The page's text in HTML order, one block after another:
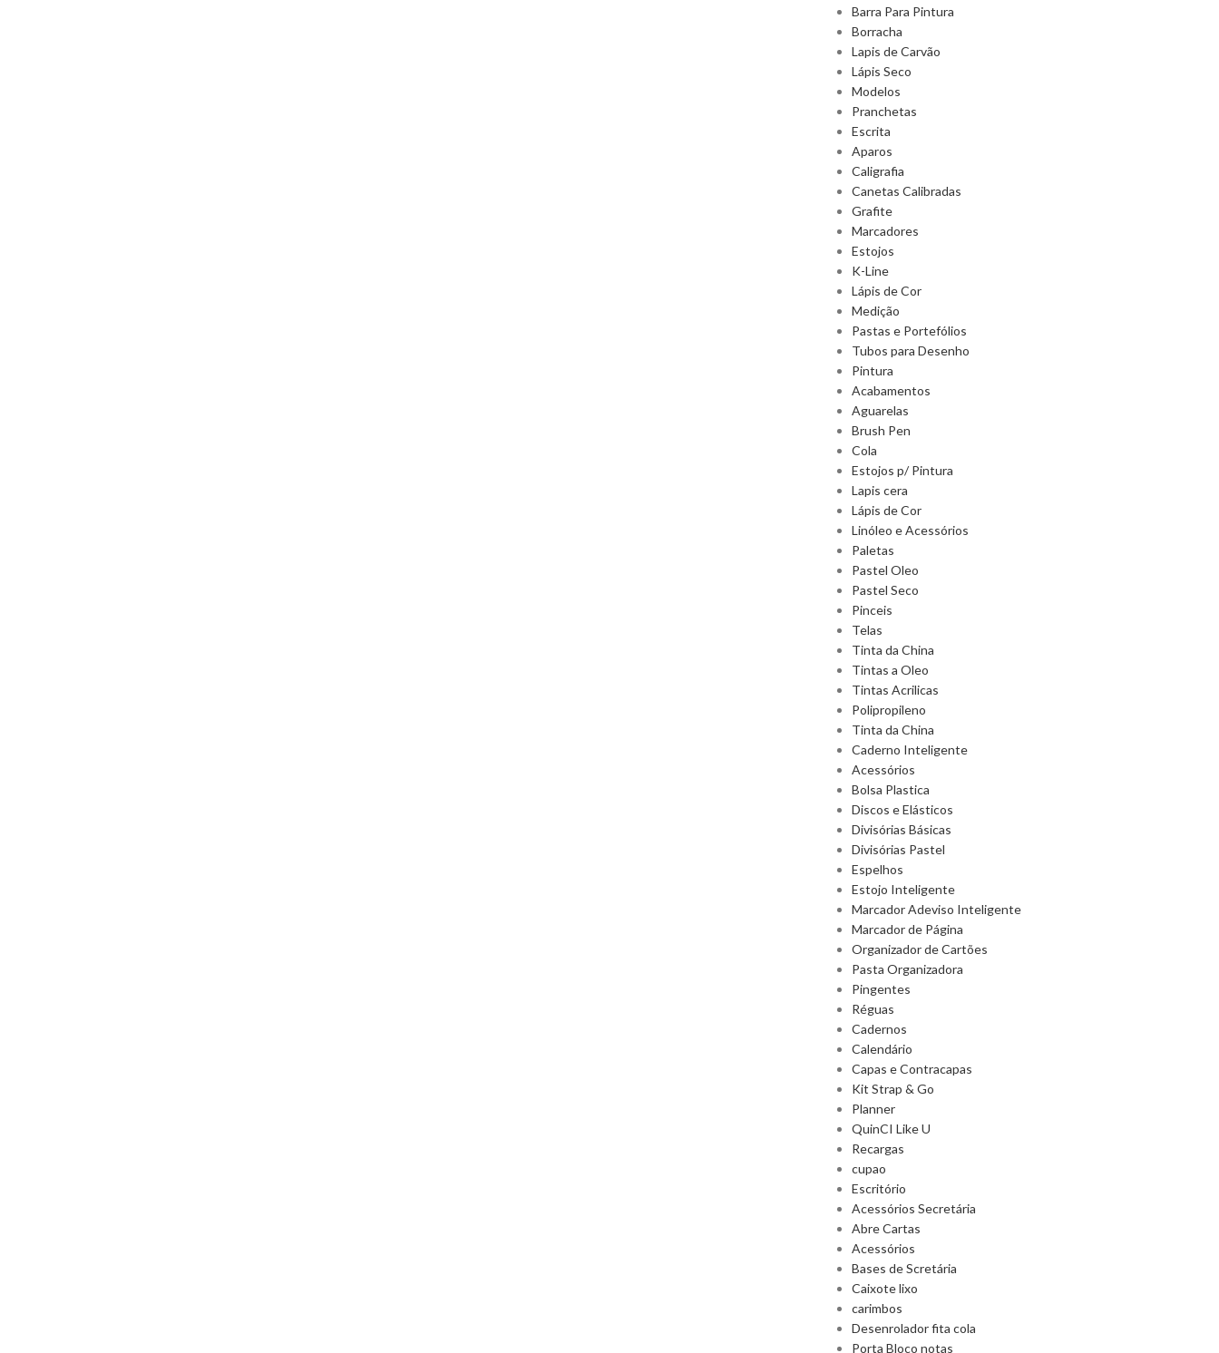
Barra Para Pintura
Borracha
Lapis de Carvão
Lápis Seco
Modelos
Pranchetas
Escrita
Aparos
Caligrafia
Canetas Calibradas
Grafite
Marcadores
Estojos
K-Line
Lápis de Cor
Medição
Pastas e Portefólios
Tubos para Desenho
Pintura
Acabamentos
Aguarelas
Brush Pen
Cola
Estojos p/ Pintura
Lapis cera
Lápis de Cor
Linóleo e Acessórios
Paletas
Pastel Oleo
Pastel Seco
Pinceis
Telas
Tinta da China
Tintas a Oleo
Tintas Acrilicas
Polipropileno
Tinta da China
Caderno Inteligente
Acessórios
Bolsa Plastica
Discos e Elásticos
Divisórias Básicas
Divisórias Pastel
Espelhos
Estojo Inteligente
Marcador Adeviso Inteligente
Marcador de Página
Organizador de Cartões
Pasta Organizadora
Pingentes
Réguas
Cadernos
Calendário
Capas e Contracapas
Kit Strap & Go
Planner
QuinCI Like U
Recargas
cupao
Escritório
Acessórios Secretária
Abre Cartas
Acessórios
Bases de Scretária
Caixote lixo
carimbos
Desenrolador fita cola
Porta Bloco notas